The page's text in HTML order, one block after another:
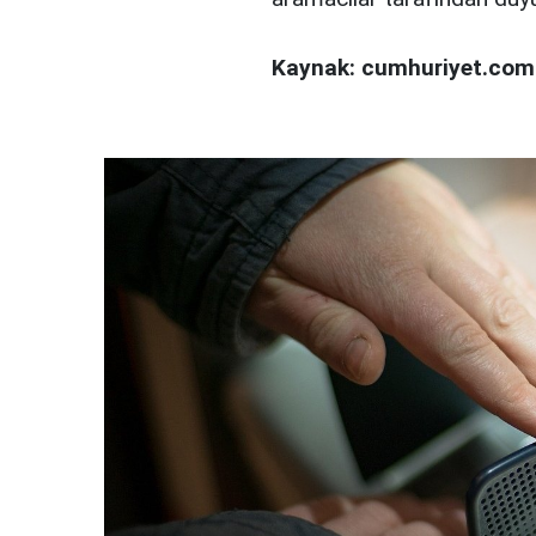
Kaynak: